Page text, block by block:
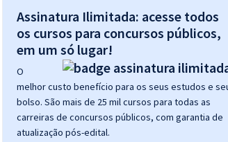
Assinatura Ilimitada: acesse todos
os cursos para concursos públicos,
em um só lugar!
O
melhor custo benefício para os seus estudos e
bolso. São mais de 25 mil cursos para todas as
carreiras de concursos públicos, com garantia de
atualização pós-edital.